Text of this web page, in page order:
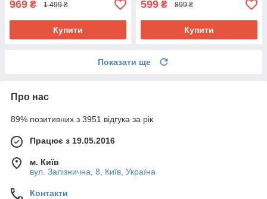
969 ₴ 1 499 ₴
Купити
599 ₴ 899 ₴
Купити
Показати ще
Про нас
89% позитивних з 3951 відгука за рік
Працює з 19.05.2016
м. Київ
вул. Залізнична, 8, Київ, Україна
Контакти